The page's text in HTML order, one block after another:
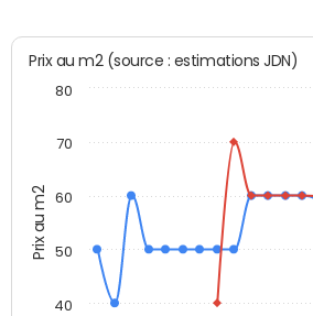
Prix au m2
Prix au m2 (source : estimations JDN)
40
50
60
70
80